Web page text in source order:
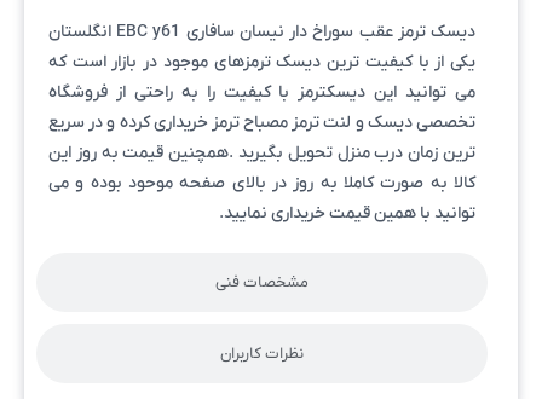
مشخصات فنی
نظرات کاربران
دیسک ترمز عقب سوراخ دار نیسان سافاری EBC y61 انگلستان
یکی از با کیفیت ترین دیسک ترمزهای موجود در بازار است که
می توانید این دیسکترمز با کیفیت را به راحتی از فروشگاه
تخصصی دیسک و لنت ترمز مصباح ترمز خریداری کرده و در سریع
ترین زمان درب منزل تحویل بگیرید .همچنین قیمت به روز این
کالا به صورت کاملا به روز در بالای صفحه موحود بوده و می
توانید با همین قیمت خریداری نمایید.